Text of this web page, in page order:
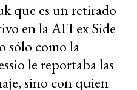
que es un retirado
en la AFI ex Side
sólo como la
le reportaba las
sino con quien